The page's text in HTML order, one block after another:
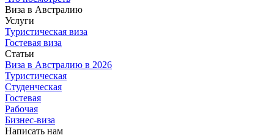
Виза в Австралию
Услуги
Туристическая виза
Гостевая виза
Статьи
Виза в Австралию в 2026
Туристическая
Студенческая
Гостевая
Рабочая
Бизнес-виза
Написать нам